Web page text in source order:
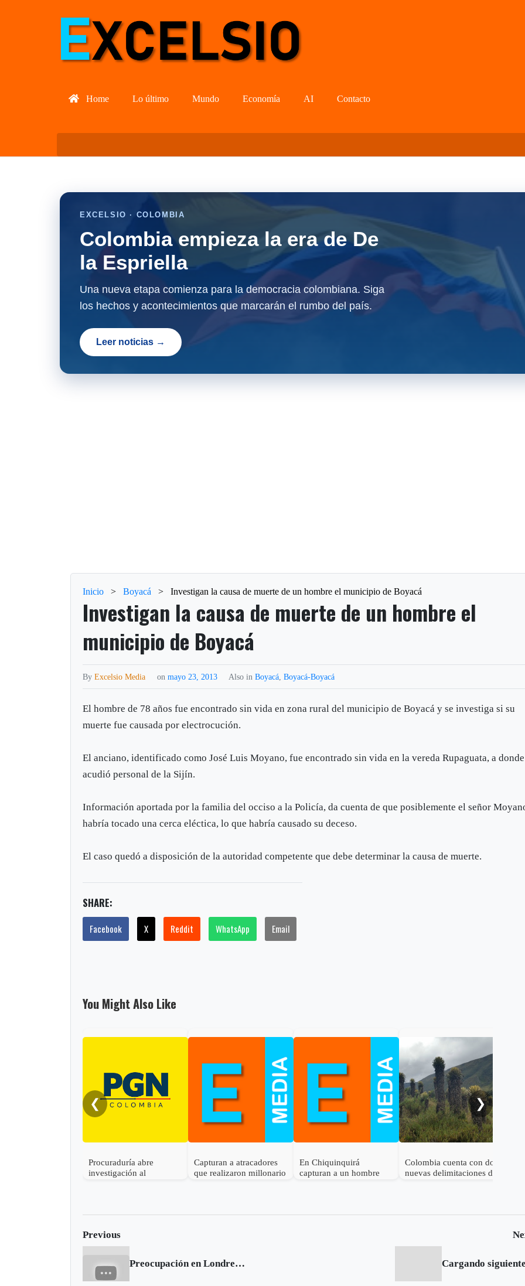
Home Lo último Mundo Economía AI Contacto
EXCELSIO · COLOMBIA
Colombia empieza la era de De
la Espriella
Una nueva etapa comienza para la democracia colombiana. Siga
los hechos y acontecimientos que marcarán el rumbo del país.
Leer noticias →
Inicio > Boyacá > Investigan la causa de muerte de un hombre el municipio de Boyacá
Investigan la causa de muerte de un hombre el
municipio de Boyacá
ByExcelsio Media onmayo 23, 2013 Also inBoyacá ,Boyacá-Boyacá
El hombre de 78 años fue encontrado sin vida en zona rural del municipio de Boyacá y se investiga si su
muerte fue causada por electrocución.
El anciano, identificado como José Luis Moyano, fue encontrado sin vida en la vereda Rupaguata, a donde
acudió personal de la Sijín.
Información aportada por la familia del occiso a la Policía, da cuenta de que posiblemente el señor
habría tocado una cerca eléctica, lo que habría causado su deceso.
El caso quedó a disposición de la autoridad competente que debe determinar la causa de muerte.
SHARE:
Facebook X Reddit WhatsApp Email
You Might Also Like
❮
Procuraduría abre
investigación al
política
Capturan a atracadores
que realizaron millonario
En Chiquinquirá
capturan a un hombre
Colombia cuenta con dos
nuevas delimitaciones de
❯
Previous
Preocupación en Londres por homicidio terrorista Cargando